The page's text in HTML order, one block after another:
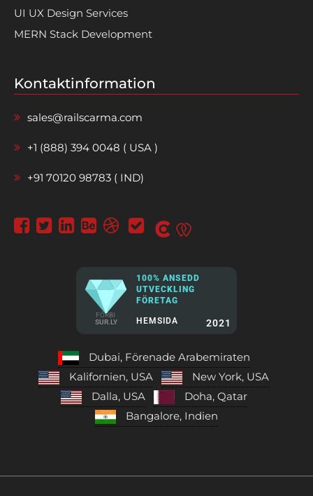
UI UX Design Services
MERN Stack Development
Kontaktinformation
sales@railscarma.com
+1 (888) 394 0048 ( USA )
+91 70120 98783 ( IND)
FÖRBI
SUR.LY
100% ANSEDD
UTVECKLING
FÖRETAG
HEMSIDA 2021
Dubai, Förenade Arabemiraten
Kalifornien, USA
New York, USA
Dalla, USA
Doha, Qatar
Bangalore, Indien